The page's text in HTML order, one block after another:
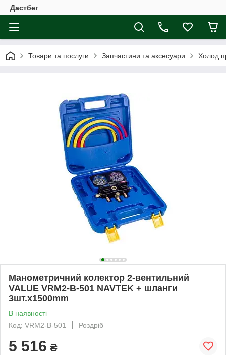
Дастбег
Товари та послуги Запчастини та аксесуари Холод
Манометричний колектор 2-вентильний
VALUE VRM2-B-501 NAVTEK + шланги
3шт.x1500mm
В наявності
Код: VRM2-B-501
Роздріб
5 516 ₴